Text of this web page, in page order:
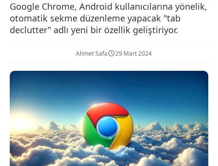
Google Chrome, Android kullanıcılarına yönelik,
otomatik sekme düzenleme yapacak "tab
declutter" adlı yeni bir özellik geliştiriyor.
Ahmet Safa 29 Mart 2024